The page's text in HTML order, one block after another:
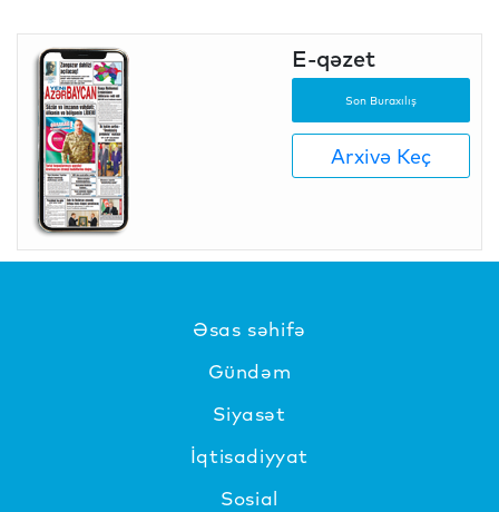
E-qəzet
Son Buraxılış
Arxivə Keç
Əsas səhifə
Gündəm
Siyasət
İqtisadiyyat
Sosial